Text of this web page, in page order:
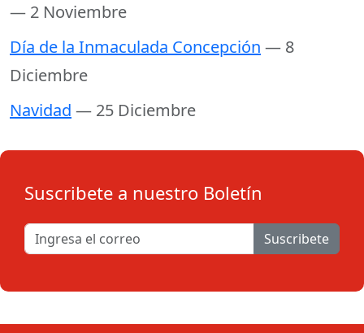
— 2 Noviembre
Día de la Inmaculada Concepción — 8
Diciembre
Navidad — 25 Diciembre
Suscribete a nuestro Boletín
Suscribete